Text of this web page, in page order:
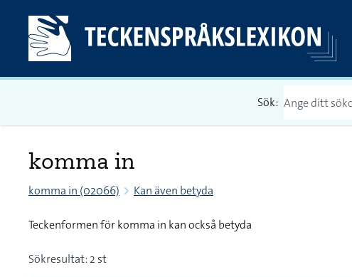
Sök:
komma in
komma in (02066) Kan även betyda
Teckenformen för komma in kan också betyda
Sökresultat: 2 st